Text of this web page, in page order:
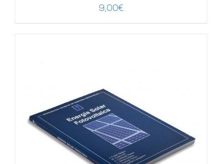
9,00€